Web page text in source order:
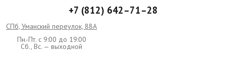
+7 (812) 642–71–28
СПб, Уманский переулок, 88А
Пн.-Пт. с 9:00 до 19:00
Сб., Вс. — выходной